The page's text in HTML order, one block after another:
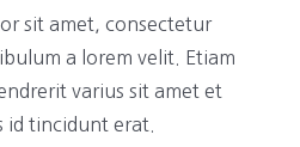
sit amet, consectetur
a lorem velit. Etiam
varius sit amet et
id tincidunt erat.